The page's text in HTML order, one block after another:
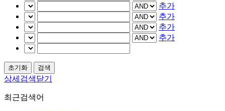
추가
추가
추가
추가
상세검색닫기
최근검색어